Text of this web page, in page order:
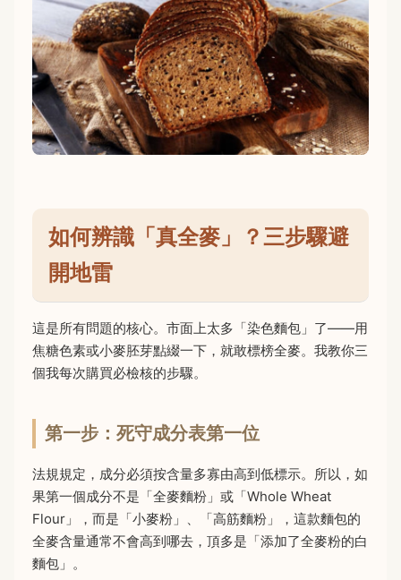
如何辨識「真全麥」？三步驟避
開地雷
這是所有問題的核心。市面上太多「染色麵包」了——用
焦糖色素或小麥胚芽點綴一下，就敢標榜全麥。我教你三
個我每次購買必檢核的步驟。
第一步：死守成分表第一位
法規規定，成分必須按含量多寡由高到低標示。所以，如
果第一個成分不是「全麥麵粉」或「Whole Wheat
Flour」，而是「小麥粉」、「高筋麵粉」，這款麵包的
全麥含量通常不會高到哪去，頂多是「添加了全麥粉的白
麵包」。